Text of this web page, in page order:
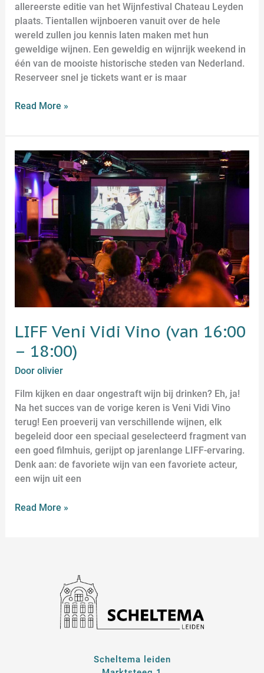
allereerste editie van het Wijnfestival Chateau Leyden
plaats. Tientallen wijnboeren vanuit over de hele
wereld zullen jou kennis laten maken met hun
geweldige wijnen. Een geweldig en wijnrijk weekend in
één van de mooiste historische steden van Nederland.
Reserveer snel je tickets want er is maar
Read More »
LIFF Veni Vidi Vino (van 16:00
– 18:00)
Doorolivier
Film kijken en daar ongestraft wijn bij drinken? Eh, ja!
Na het succes van de vorige keren is Veni Vidi Vino
terug! Een proeverij van verschillende wijnen, elk
begeleid door een speciaal geselecteerd fragment van
een goed filmhuis, gerijpt op jarenlange LIFF-ervaring.
Denk aan: de favoriete wijn van een favoriete acteur,
een wijn uit een
LIFF
Veni
Vidi
Vino
(van
16:00
–
18:00)
Read More »
Scheltema leiden